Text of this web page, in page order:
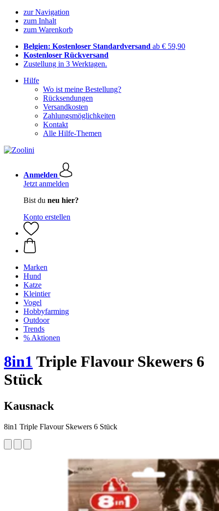
zur Navigation
zum Inhalt
zum Warenkorb
Belgien: Kostenloser Standardversand ab € 59,90
Kostenloser Rückversand
Zustellung in 3 Werktagen.
Hilfe
Wo ist meine Bestellung?
Rücksendungen
Versandkosten
Zahlungsmöglichkeiten
Kontakt
Alle Hilfe-Themen
Anmelden
Jetzt anmelden
Bist du neu hier?
Konto erstellen
Marken
Hund
Katze
Kleintier
Vogel
Hobbyfarming
Outdoor
Trends
% Aktionen
8in1 Triple Flavour Skewers 6
Stück
Kausnack
8in1 Triple Flavour Skewers 6 Stück